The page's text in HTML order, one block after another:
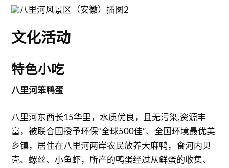
文化活动
特色小吃
八里河笨鸭蛋
八里河东西长15华里，水质优良，且无污染,资源丰
富，被联合国授予环保“全球500佳”、全国环境最优美
乡镇，居住在八里河两岸农民放养大麻鸭，食河内贝
壳、螺丝、小鱼虾，所产的鸭蛋经过从鲜蛋的收集、